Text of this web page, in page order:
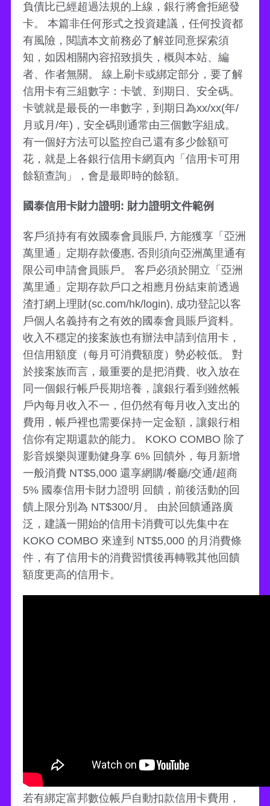
負債比已經超過法規的上線，銀行將會拒絕發
卡。 本篇非任何形式之投資建議，任何投資都
有風險，閱讀本文前務必了解並同意探索須
知，如因相關內容招致損失，概與本站、編
者、作者無關。 線上刷卡或綁定部分，要了解
信用卡有三組數字：卡號、到期日、安全碼。
卡號就是最長的一串數字，到期日為xx/xx(年/
月或月/年)，安全碼則通常由三個數字組成。
有一個好方法可以監控自己還有多少餘額可
花，就是上各銀行信用卡網頁內「信用卡可用
餘額查詢」，會是最即時的餘額。
國泰信用卡財力證明: 財力證明文件範例
客戶須持有有效國泰會員賬戶, 方能獲享「亞洲
萬里通」定期存款優惠, 否則須向亞洲萬里通有
限公司申請會員賬戶。 客戶必須於開立「亞洲
萬里通」定期存款戶口之相應月份結束前透過
渣打網上理財(sc.com/hk/login), 成功登記以客
戶個人名義持有之有效的國泰會員賬戶資料。
收入不穩定的接案族也有辦法申請到信用卡，
但信用額度（每月可消費額度）勢必較低。 對
於接案族而言，最重要的是把消費、收入放在
同一個銀行帳戶長期培養，讓銀行看到雖然帳
戶內每月收入不一，但仍然有每月收入支出的
費用，帳戶裡也需要保持一定金額，讓銀行相
信你有定期還款的能力。 KOKO COMBO 除了
影音娛樂與運動健身享 6% 回饋外，每月新增
一般消費 NT$5,000 還享網購/餐廳/交通/超商
5% 國泰信用卡財力證明 回饋，前後活動的回
饋上限分別為 NT$300/月。 由於回饋通路廣
泛，建議一開始的信用卡消費可以先集中在
KOKO COMBO 來達到 NT$5,000 的月消費條
件，有了信用卡的消費習慣後再轉戰其他回饋
額度更高的信用卡。
若有綁定富邦數位帳戶自動扣款信用卡費用，